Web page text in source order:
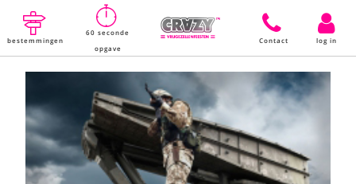
bestemmingen
60 seconde
opgave
Contact log in